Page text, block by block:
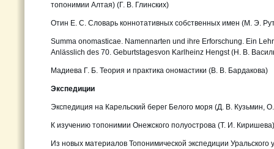
топонимии Алтая) (Г. В. Глинских)
Отин Е. С. Словарь коннотативных собственных имен (М. Э.
Summa onomasticae. Namennarten und ihre Erforschung. Ein
Anlässlich des 70. Geburtstagesvon Karlheinz Hengst (Н. В.
Мадиева Г. Б. Теория и практика ономастики (В. В. Бардакова)
Экспедиции
Экспедиция на Карельский берег Белого моря (Д. В. Кузьмин,
К изучению топонимии Онежского полуострова (Т. И. Киришева)
Из новых материалов Топонимической экспедиции